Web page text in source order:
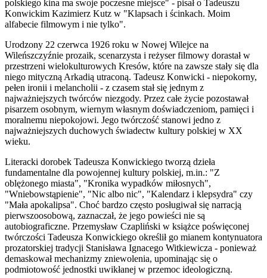
polskiego kina ma swoje poczesne miejsce" - pisał o Tadeuszu
Konwickim Kazimierz Kutz w "Klapsach i ścinkach. Moim
alfabecie filmowym i nie tylko".
Urodzony 22 czerwca 1926 roku w Nowej Wilejce na
Wileńszczyźnie prozaik, scenarzysta i reżyser filmowy dorastał w
przestrzeni wielokulturowych Kresów, które na zawsze stały się dla
niego mityczną Arkadią utraconą. Tadeusz Konwicki - niepokorny,
pełen ironii i melancholii - z czasem stał się jednym z
najważniejszych twórców niezgody. Przez całe życie pozostawał
pisarzem osobnym, wiernym własnym doświadczeniom, pamięci i
moralnemu niepokojowi. Jego twórczość stanowi jedno z
najważniejszych duchowych świadectw kultury polskiej w XX
wieku.
Literacki dorobek Tadeusza Konwickiego tworzą dzieła
fundamentalne dla powojennej kultury polskiej, m.in.: "Z
oblężonego miasta", "Kronika wypadków miłosnych",
"Wniebowstąpienie", "Nic albo nic", "Kalendarz i klepsydra" czy
"Mała apokalipsa". Choć bardzo często posługiwał się narracją
pierwszoosobową, zaznaczał, że jego powieści nie są
autobiograficzne. Przemysław Czapliński w książce poświęconej
twórczości Tadeusza Konwickiego określił go mianem kontynuatora
prozatorskiej tradycji Stanisława Ignacego Witkiewicza - ponieważ
demaskował mechanizmy zniewolenia, upominając się o
podmiotowość jednostki uwikłanej w przemoc ideologiczną.